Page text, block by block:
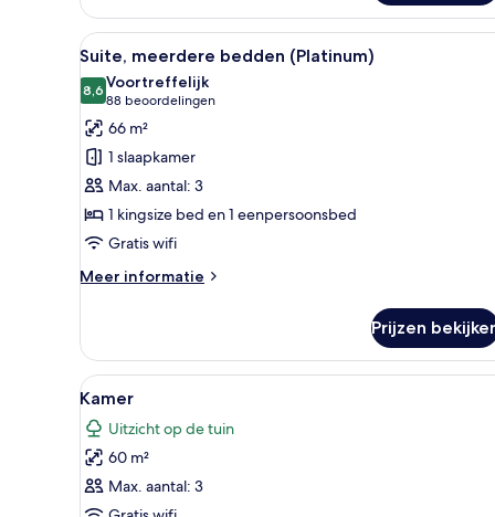
Super
Saver
Alle
foto's
voor
Suite,
meerdere
bedden
(Platinum)
laden
Suite, meerdere bedden
22
Suite, meerdere bedden (Platinum)
8,68,6 van 10
Voortreffelijk
88 beoordelingen
(88
beoordelingen)
66 m²
1 slaapkamer
Max. aantal: 3
1 kingsize bed en 1 eenpersoonsbed
Gratis wifi
Meer informatie
Meer
meerdere
bedden
(Platinum)
Prijzen
Alle
foto's
voor
Kamer
laden
Een gratis minibar, een kluis
14
Kamer
Uitzicht op de tuin
60 m²
Max. aantal: 3